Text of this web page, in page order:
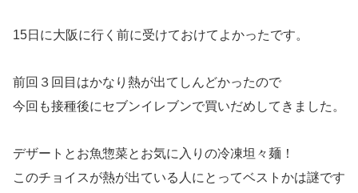
15日に大阪に行く前に受けておけてよかったです。
前回３回目はかなり熱が出てしんどかったので
今回も接種後にセブンイレブンで買いだめしてきました。
デザートとお魚惣菜とお気に入りの冷凍坦々麺！
このチョイスが熱が出ている人にとってベストかは謎です